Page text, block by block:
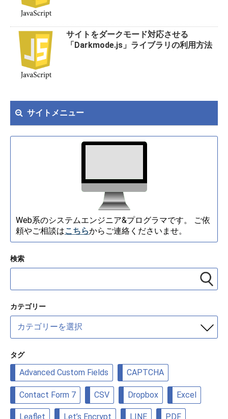
サイトをダークモード対応させる
「Darkmode.js」ライブラリの利用方法
サイトメニュー
Web系のシステムエンジニア&プログラマです。 ご依
頼やご相談はこちらからご連絡くださいませ。
検索
カテゴリー
カ
ゴ
リ
ー
タグ
Advanced Custom Fields CAPTCHA
Contact Form 7 CSV Dropbox Excel
Leaflet Let’s Encrypt LINE PDF